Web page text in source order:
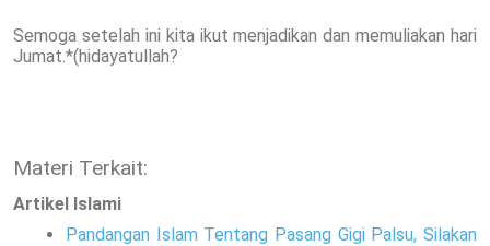
Semoga setelah ini kita ikut menjadikan dan memuliakan hari
Jumat.*(hidayatullah?
Materi Terkait:
Artikel Islami
Pandangan Islam Tentang Pasang Gigi Palsu, Silakan